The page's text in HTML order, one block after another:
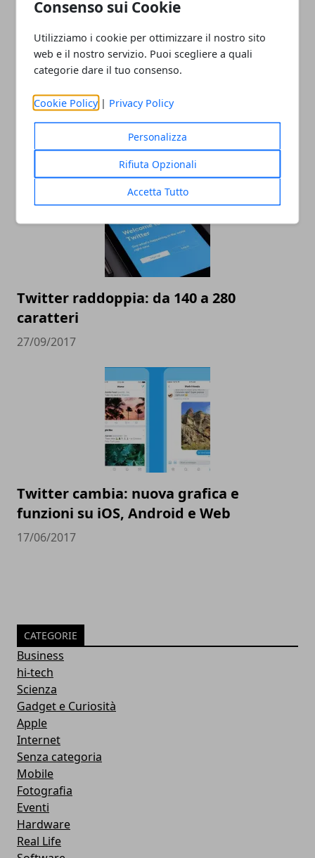
Consenso sui Cookie
Utilizziamo i cookie per ottimizzare il nostro sito
web e il nostro servizio. Puoi scegliere a quali
categorie dare il tuo consenso.
Cookie Policy | Privacy Policy
Personalizza
Rifiuta Opzionali
Accetta Tutto
Twitter, abbiamo un problema: meglio
cambiare la password
04/05/2018
Twitter raddoppia: da 140 a 280
caratteri
27/09/2017
Twitter cambia: nuova grafica e
funzioni su iOS, Android e Web
17/06/2017
CATEGORIE
Business
hi-tech
Scienza
Gadget e Curiosità
Apple
Internet
Senza categoria
Mobile
Fotografia
Eventi
Hardware
Real Life